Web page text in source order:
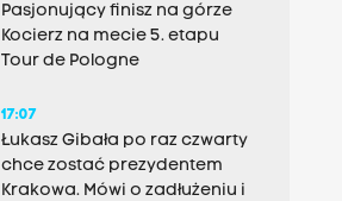
Pasjonujący finisz na górze
Kocierz na mecie 5. etapu
Tour de Pologne
17:07
Łukasz Gibała po raz czwarty
chce zostać prezydentem
Krakowa. Mówi o zadłużeniu i